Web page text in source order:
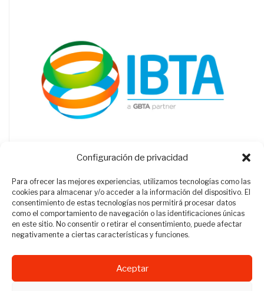
Configuración de privacidad
Para ofrecer las mejores experiencias, utilizamos tecnologías como las
cookies para almacenar y/o acceder a la información del dispositivo. El
consentimiento de estas tecnologías nos permitirá procesar datos
como el comportamiento de navegación o las identificaciones únicas
en este sitio. No consentir o retirar el consentimiento, puede afectar
negativamente a ciertas características y funciones.
Aceptar